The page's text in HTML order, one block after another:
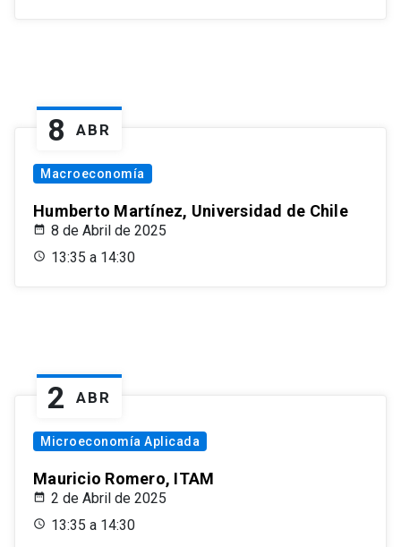
8 ABR
Macroeconomía
Humberto Martínez, Universidad de Chile
8 de Abril de 2025
13:35 a 14:30
2 ABR
Microeconomía Aplicada
Mauricio Romero, ITAM
2 de Abril de 2025
13:35 a 14:30